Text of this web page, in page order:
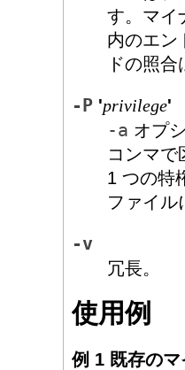
す。マイ
内のエン
ドの照
-P 'privilege'
-a オプ
コンマで
1 つの特
ファイル
-v
冗長。
使用例
例 1 既存の